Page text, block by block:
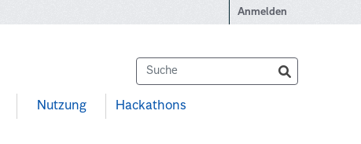
Anmelden
Nutzung Hackathons